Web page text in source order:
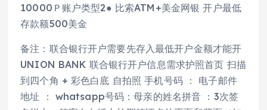
10000Ｐ账户类型2● 比索ATM+美金网银 开户最低
存款额500美金
备注：联合银行开户需要先存入最低开户金额才能开
UNION BANK 联合银行开户信息需求护照首页 扫描
到四个角 + 彩色白底 自拍照 手机号码 ： 电子邮件
地址 ： whatsapp号码：母亲的姓名拼音 ：3次签